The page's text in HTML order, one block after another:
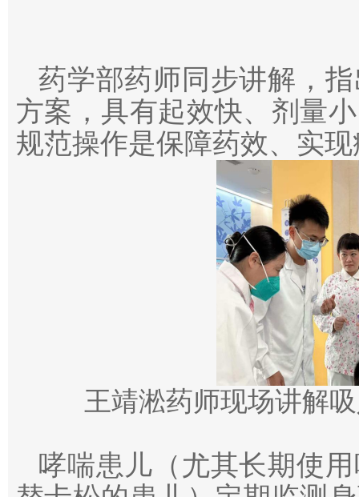
药学部药师同步讲解，
方案，具有起效快、剂量
规范操作是保障药效、实
王靖淞药师现场讲解
哮喘患儿（尤其长期使